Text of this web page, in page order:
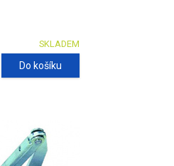
SKLADEM
Do košíku